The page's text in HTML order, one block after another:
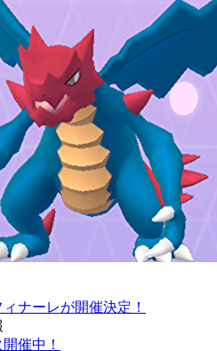
ナーレが開催決定！
催中！